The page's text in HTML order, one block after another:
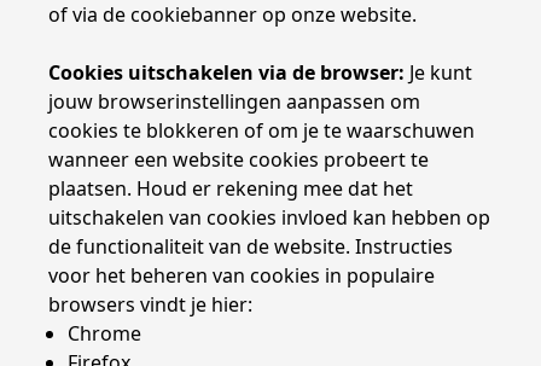
of via de cookiebanner op onze website.
Cookies uitschakelen via de browser: Je kunt
jouw browserinstellingen aanpassen om
cookies te blokkeren of om je te waarschuwen
wanneer een website cookies probeert te
plaatsen. Houd er rekening mee dat het
uitschakelen van cookies invloed kan hebben op
de functionaliteit van de website. Instructies
voor het beheren van cookies in populaire
browsers vindt je hier:
Chrome